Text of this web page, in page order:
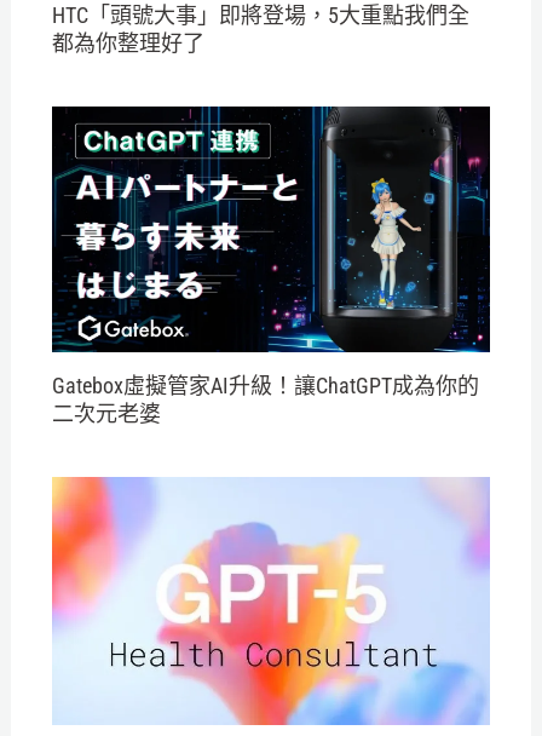
HTC「頭號大事」即將登場，5大重點我們全
都為你整理好了
Gatebox虛擬管家AI升級！讓ChatGPT成為你的
二次元老婆